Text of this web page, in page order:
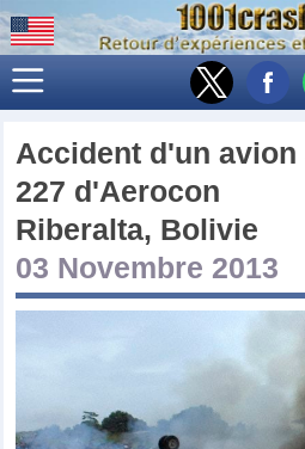
Accident d'un avion
227 d'Aerocon
Riberalta, Bolivie
03 Novembre 2013